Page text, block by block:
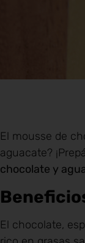
El mousse de
aguacate?
chocolate y
El chocolate,